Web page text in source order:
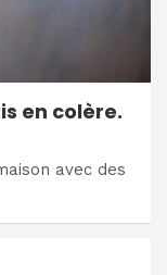
en colère.
avec des